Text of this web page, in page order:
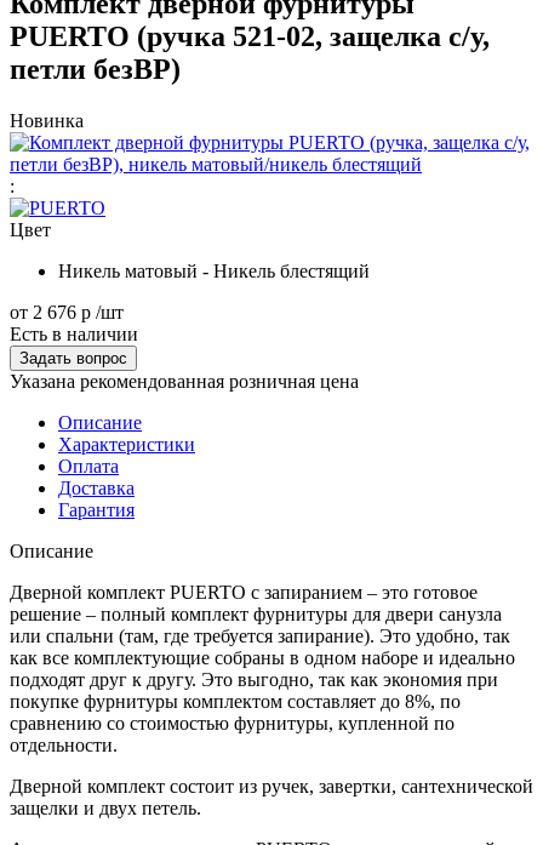
PUERTO (ручка 521-02, защелка с/у,
петли безВР)
Новинка
:
Цвет
Никель матовый - Никель блестящий
от 2 676 р /шт
Есть в наличии
Задать вопрос
Указана рекомендованная розничная цена
Описание
Характеристики
Оплата
Доставка
Гарантия
Описание
Дверной комплект PUERTO с запиранием – это готовое
решение – полный комплект фурнитуры для двери санузла
или спальни (там, где требуется запирание). Это удобно, так
как все комплектующие собраны в одном наборе и идеально
подходят друг к другу. Это выгодно, так как экономия при
покупке фурнитуры комплектом составляет до 8%, по
сравнению со стоимостью фурнитуры, купленной по
отдельности.
Дверной комплект состоит из ручек, завертки, сантехнической
защелки и двух петель.